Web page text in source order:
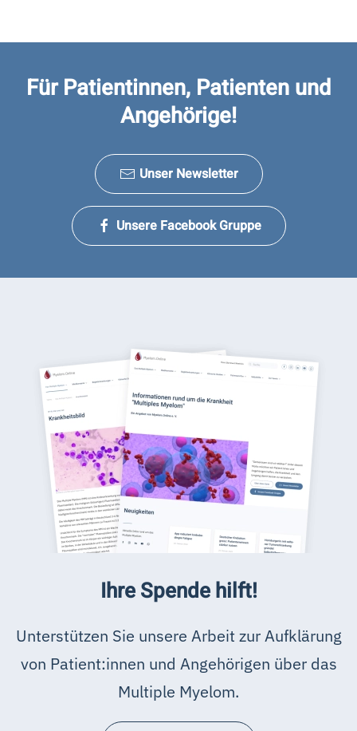
Für Patientinnen, Patienten und
Angehörige!
Unser Newsletter
Unsere Facebook Gruppe
Ihre Spende hilft!
Unterstützen Sie unsere Arbeit zur Aufklärung
von Patient:innen und Angehörigen über das
Multiple Myelom.